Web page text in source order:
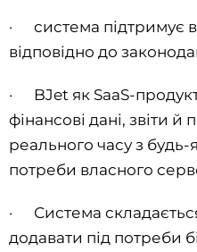
· система підтримує
відповідно до
· BJet як SaaS-
фінансові дані, звіти
реального часу з
потреби власного
· Система
додавати під потреби